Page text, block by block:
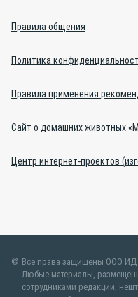
Правила общения
Политика
Правила применения
Сайт о домашних животных
Центр интернет-проектов
Все права защищены ООО
Любые материалы,
сотрудниками редакции,